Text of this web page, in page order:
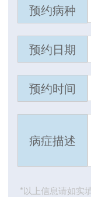
预约病种
预约日期
预约时间
病症描述
*以上信息请如实